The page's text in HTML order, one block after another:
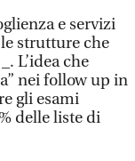
e servizi
strutture che
L’idea che
nei follow up in
gli esami
delle liste di